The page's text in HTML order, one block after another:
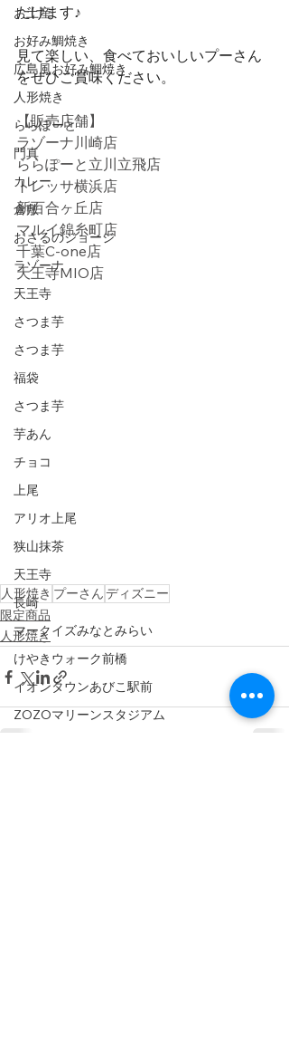
お土産
お好み鯛焼き
広島風お好み鯛焼き
人形焼き
ららぽーと
門真
カレー
倉敷
おさるのジョージ
ラゾーナ
天王寺
さつま芋
さつま芋
福袋
さつま芋
芋あん
チョコ
上尾
アリオ上尾
狭山抹茶
天王寺
長崎
マークイズみなとみらい
けやきウォーク前橋
イオンタウンあびこ駅前
ZOZOマリーンスタジアム
だけます♪
見て楽しい、食べておいしいプーさん
をぜひご賞味ください。
【販売店舗】
ラゾーナ川崎店
ららぽーと立川立飛店
トレッサ横浜店
新百合ヶ丘店
マルイ錦糸町店
千葉C-one店
天王寺MIO店
人形焼き プーさんディズニー
限定商品
人形焼き